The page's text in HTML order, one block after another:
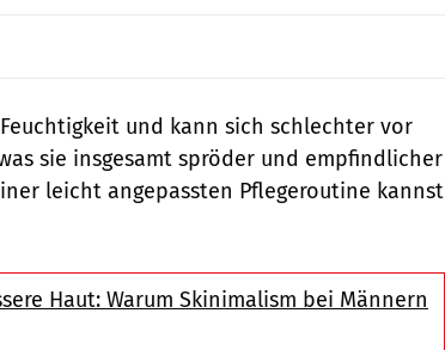
und kann sich schlechter vor
sie insgesamt spröder und empfindlicher
leicht angepassten Pflegeroutine kannst
Haut: Warum Skinimalism bei Männern